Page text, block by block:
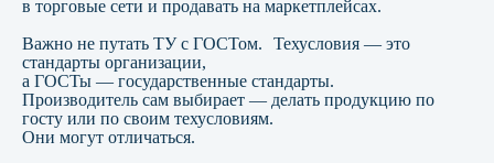
в торговые сети и продавать на маркетплейсах.
Важно не путать ТУ с ГОСТом. Техусловия — это
стандарты организации,
а ГОСТы — государственные стандарты.
Производитель сам выбирает — делать продукцию по
госту или по своим техусловиям.
Они могут отличаться.